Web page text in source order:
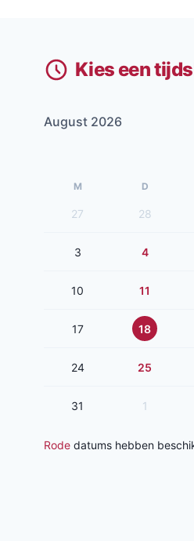
Kies een
August 2026
M D
27 28
3 4
10 11
17 18
24 25
31 1
Rode datums hebben